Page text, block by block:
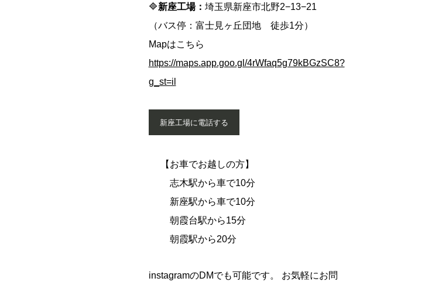
🔷新座工場： 埼玉県新座市北野2−13−21
（バス停：富士見ヶ丘団地 徒歩1分）
Mapはこちら
https://maps.app.goo.gl/4rWfaq5g79kBGzSC8?
g_st=il
新座工場に電話する
【お車でお越しの方】
志木駅から車で10分
新座駅から車で10分
朝霞台駅から15分
朝霞駅から20分
instagramのDMでも可能です。 お気軽にお問